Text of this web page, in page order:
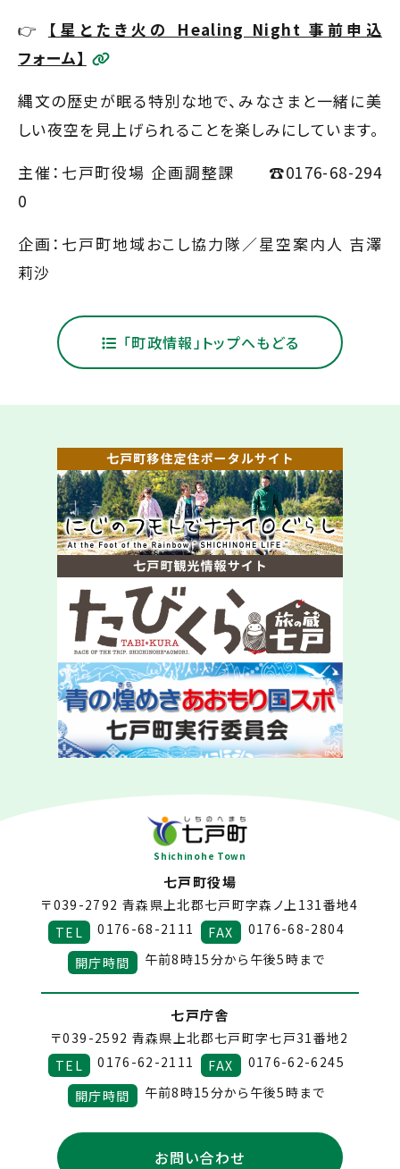
👉
【星とたき火の Healing Night 事前申込
フォーム】
縄文の歴史が眠る特別な地で、みなさまと一緒に美
しい夜空を見上げられることを楽しみにしています。
主催：七戸町役場 企画調整課 ☎︎0176-68-294
0
企画：七戸町地域おこし協力隊／星空案内人 吉澤
莉沙
「町政情報」トップへもどる
Shichinohe Town
七戸町役場
〒039-2792 青森県上北郡七戸町字森ノ上131番地4
TEL
0176-68-2111 FAX
0176-68-2804
開庁時間
午前8時15分から午後5時まで
七戸庁舎
〒039-2592 青森県上北郡七戸町字七戸31番地2
TEL
0176-62-2111 FAX
0176-62-6245
開庁時間
午前8時15分から午後5時まで
お問い合わせ